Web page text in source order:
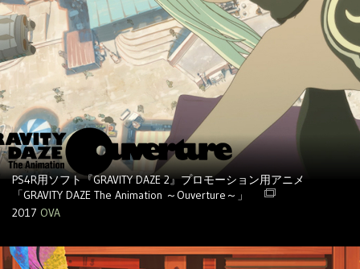
PS4R用ソフト『GRAVITY DAZE 2』プロモーション用アニメ
「GRAVITY DAZE The Animation ～Ouverture～」
2017 OVA